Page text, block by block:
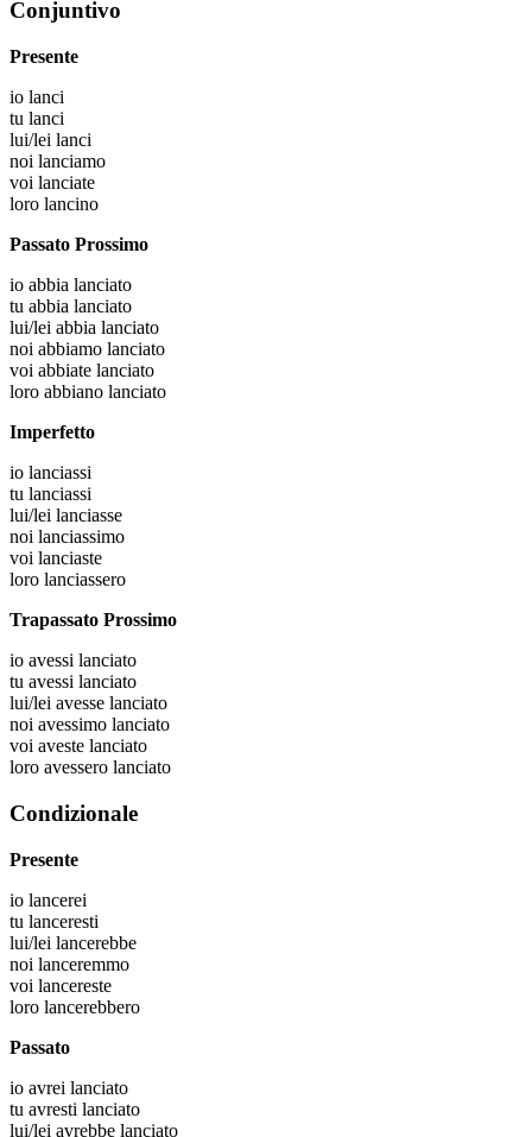
Conjuntivo
Presente
io lanci
tu lanci
lui/lei lanci
noi lanciamo
voi lanciate
loro lancino
Passato Prossimo
io abbia lanciato
tu abbia lanciato
lui/lei abbia lanciato
noi abbiamo lanciato
voi abbiate lanciato
loro abbiano lanciato
Imperfetto
io lanciassi
tu lanciassi
lui/lei lanciasse
noi lanciassimo
voi lanciaste
loro lanciassero
Trapassato Prossimo
io avessi lanciato
tu avessi lanciato
lui/lei avesse lanciato
noi avessimo lanciato
voi aveste lanciato
loro avessero lanciato
Condizionale
Presente
io lancerei
tu lanceresti
lui/lei lancerebbe
noi lanceremmo
voi lancereste
loro lancerebbero
Passato
io avrei lanciato
tu avresti lanciato
lui/lei avrebbe lanciato